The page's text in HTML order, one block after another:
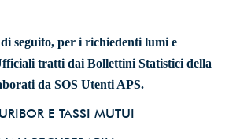
seguito, per i richiedenti lumi e
tratti dai Bollettini Statistici della
da SOS Utenti APS.
E TASSI MUTUI